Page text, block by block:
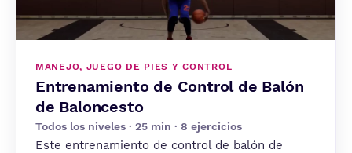
MANEJO, JUEGO DE PIES Y CONTROL
Entrenamiento de Control de Balón
de Baloncesto
Todos los niveles · 25 min · 8 ejercicios
Este entrenamiento de control de balón de